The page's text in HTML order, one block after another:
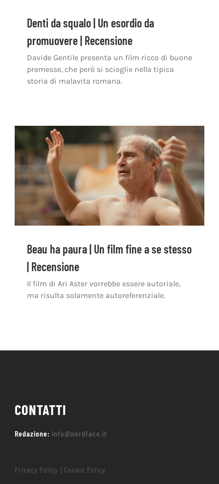
Denti da squalo | Un esordio da
promuovere | Recensione
Davide Gentile presenta un film ricco di buone
premesse, che però si scioglie nella tipica
storia di malavita romana.
Beau ha paura | Un film fine a se stesso
| Recensione
Il film di Ari Aster vorrebbe essere autoriale,
ma risulta solamente autoreferenziale.
CONTATTI
Redazione: info@nerdface.it
Privacy Policy Cookie Policy